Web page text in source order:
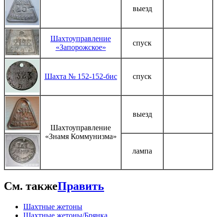
выезд
Шахтоуправление
«Запорожское»
спуск
Шахта № 152-152-бис спуск
Шахтоуправление
«Знамя Коммунизма»
выезд
лампа
См. такжеПравить
Шахтные жетоны
Шахтные жетоны/Брянка